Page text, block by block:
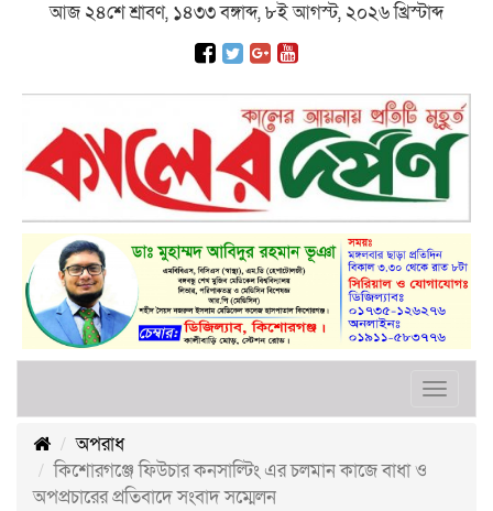
আজ ২৪শে শ্রাবণ, ১৪৩৩ বঙ্গাব্দ, ৮ই আগস্ট, ২০২৬ খ্রিস্টাব্দ
Toggle
অপরাধ
কিশোরগঞ্জে ফিউচার কনসাল্টিং এর চলমান কাজে বাধা ও
অপপ্রচারের প্রতিবাদে সংবাদ সম্মেলন